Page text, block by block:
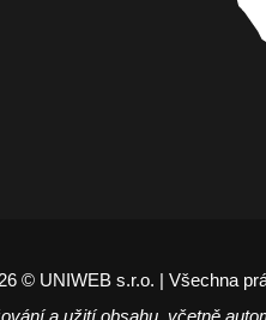
© UNIWEB s.r.o. | Všechna
a užití obsahu, včetně